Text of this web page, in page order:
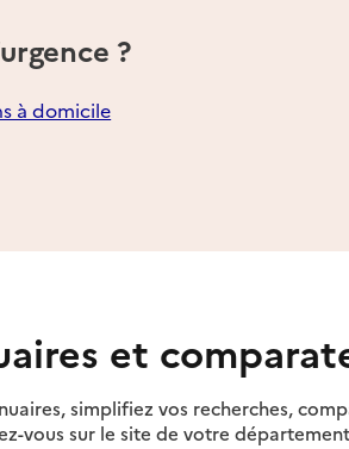
?
à domicile
et
simplifiez vos recherches,
vous sur le site de votre